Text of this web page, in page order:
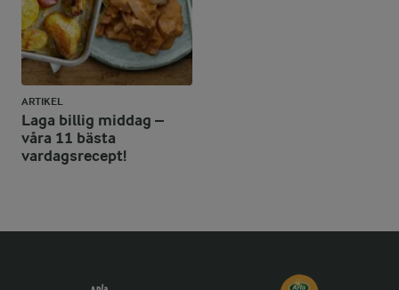
ARTIKEL
Laga billig middag –
våra 11 bästa
vardagsrecept!